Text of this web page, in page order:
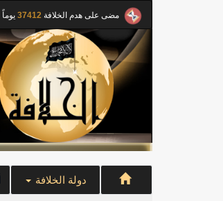
مضى على هدم الخلافة 37412 يوماً
دولة الخلافة